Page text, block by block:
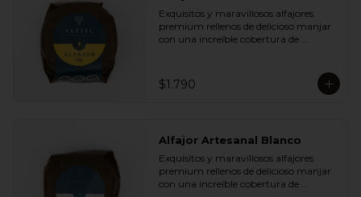
Plátano Chips y Cranberries
- Chocolate Leche 35% Cacao con
Almendras y Nibs de Cacao
- Chocolate Leche 35% Cacao con Maní
Semillas de Zapallo y Quinoa
- Chocolate Bitter 55% Cacao con Maní
Exquisitos y maravillosos alfajores
premium rellenos de delicioso manjar
con una increíble cobertura de
$1.790
Alfajor Artesanal Blanco
Exquisitos y maravillosos alfajores
premium rellenos de delicioso manjar
con una increíble cobertura de